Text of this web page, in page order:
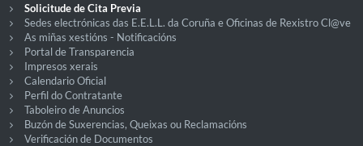
Solicitude de Cita Previa
Sedes electrónicas das E.E.L.L. da Coruña e Oficinas de Rexistro Cl@ve
As miñas xestións - Notificacións
Portal de Transparencia
Impresos xerais
Calendario Oficial
Perfil do Contratante
Taboleiro de Anuncios
Buzón de Suxerencias, Queixas ou Reclamacións
Verificación de Documentos